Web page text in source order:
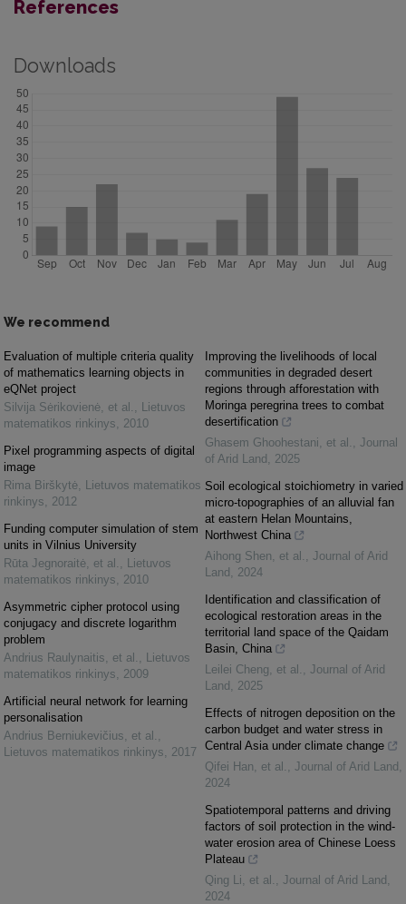
References
Downloads
We recommend
Evaluation of multiple criteria quality
of mathematics learning objects in
eQNet project
Silvija Sėrikovienė, et al. , Lietuvos
matematikos rinkinys, 2010
Pixel programming aspects of digital
image
Rima Birškytė, Lietuvos matematikos
rinkinys, 2012
Funding computer simulation of stem
units in Vilnius University
Rūta Jegnoraitė, et al. , Lietuvos
matematikos rinkinys, 2010
Asymmetric cipher protocol using
conjugacy and discrete logarithm
problem
Andrius Raulynaitis, et al. , Lietuvos
matematikos rinkinys, 2009
Artificial neural network for learning
personalisation
Andrius Berniukevičius, et al. ,
Lietuvos matematikos rinkinys, 2017
Improving the livelihoods of local
communities in degraded desert
regions through afforestation with
Moringa peregrina trees to combat
desertification
Ghasem Ghoohestani, et al. , Journal
of Arid Land , 2025
Soil ecological stoichiometry in varied
micro-topographies of an alluvial fan
at eastern Helan Mountains,
Northwest China
Aihong Shen, et al. , Journal of Arid
Land , 2024
Identification and classification of
ecological restoration areas in the
territorial land space of the Qaidam
Basin, China
Leilei Cheng, et al. , Journal of Arid
Land , 2025
Effects of nitrogen deposition on the
carbon budget and water stress in
Central Asia under climate change
Qifei Han, et al. , Journal of Arid Land ,
2024
Spatiotemporal patterns and driving
factors of soil protection in the wind-
water erosion area of Chinese Loess
Plateau
Qing Li, et al. , Journal of Arid Land ,
2024